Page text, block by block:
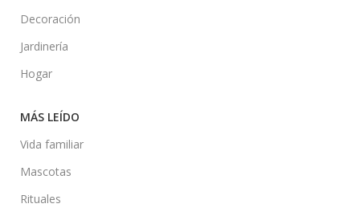
Decoración
Jardinería
Hogar
MÁS LEÍDO
Vida familiar
Mascotas
Rituales